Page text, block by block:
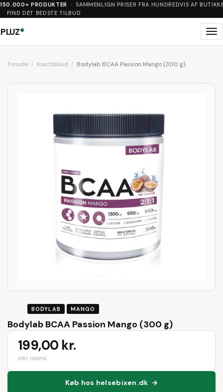
150.000+ PRODUKTER
· SAMMENLIGN PRISER FRA HUNDREDVIS AF
· FIND DET BEDSTE TILBUD
PLUZ
Forside Kosttilskud Bodylab BCAA Passion Mango (300 g)
BODYLAB MANGO
Bodylab BCAA Passion Mango (300 g)
199,00 kr.
inkl. moms
Køb hos helsebixen.dk →